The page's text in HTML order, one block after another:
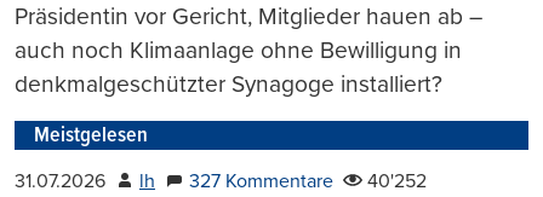
Präsidentin vor Gericht, Mitglieder hauen ab –
auch noch Klimaanlage ohne Bewilligung in
denkmalgeschützter Synagoge installiert?
Meistgelesen
31.07.2026 lh 327 Kommentare 40'252